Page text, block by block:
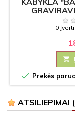
KABYKLA
0

 Prekės
ATSILIEPIMAI